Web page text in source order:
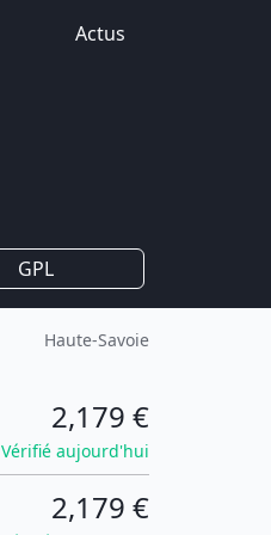
Actus
GPL
Haute-Savoie
2,179 €
Vérifié aujourd'hui
2,179 €